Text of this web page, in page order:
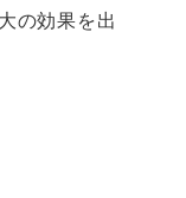
の効果を出